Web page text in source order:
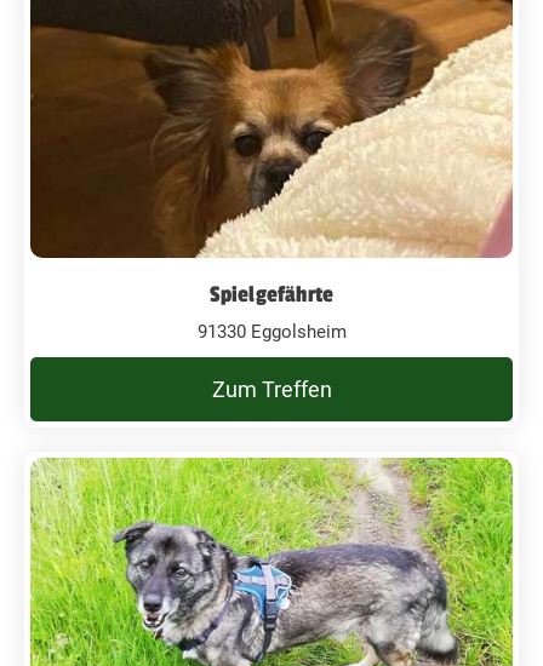
Spielgefährte
91330 Eggolsheim
Zum Treffen